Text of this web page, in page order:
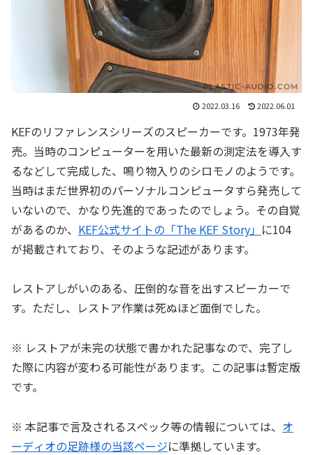
2022.03.16 2022.06.01
KEFのリファレンスシリーズのスピーカーです。1973年発
売。当時のコンピューターを用いた最新の測定法を導入す
るなどして完成した、鳴り物入りのシロモノのようです。
当時はまだ世界初のパーソナルコンピュータすら発売して
いないので、かなり先進的であったのでしょう。その自覚
があるのか、 KEF公式サイトの「The KEF Story」 に104
が掲載されており、そのような記述があります。
レストアしがいのある、圧倒的な音を出すスピーカーで
す。ただし、レストア作業は死ぬほど面倒でした。
※ レストアが未完の状態で書かれた記事なので、完了し
た際に内容が変わる可能性があります。この記事は暫定版
です。
※ 本記事で言及されるスペック等の情報については、 オ
ーディオの足跡様の当該ページに準拠しています。